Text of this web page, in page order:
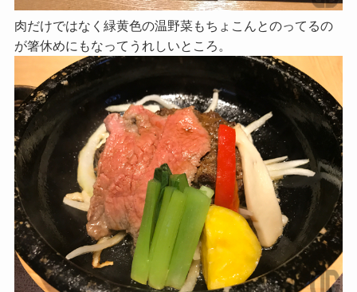
肉だけではなく緑黄色の温野菜もちょこんとのってるの
が箸休めにもなってうれしいところ。